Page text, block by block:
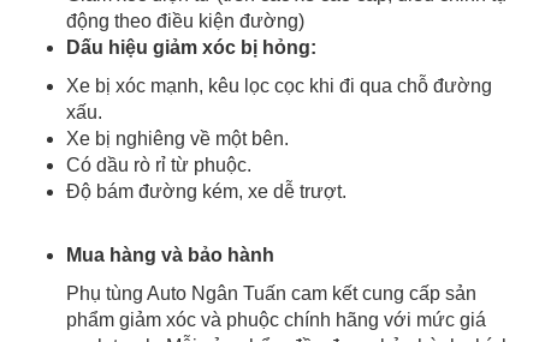
động theo điều kiện đường)
Dấu hiệu giảm xóc bị hỏng:
Xe bị xóc mạnh, kêu lọc cọc khi đi qua chỗ đường
xấu.
Xe bị nghiêng về một bên.
Có dầu rò rỉ từ phuộc.
Độ bám đường kém, xe dễ trượt.
Mua hàng và bảo hành
Phụ tùng Auto Ngân Tuấn cam kết cung cấp sản
phẩm giảm xóc và phuộc chính hãng với mức giá